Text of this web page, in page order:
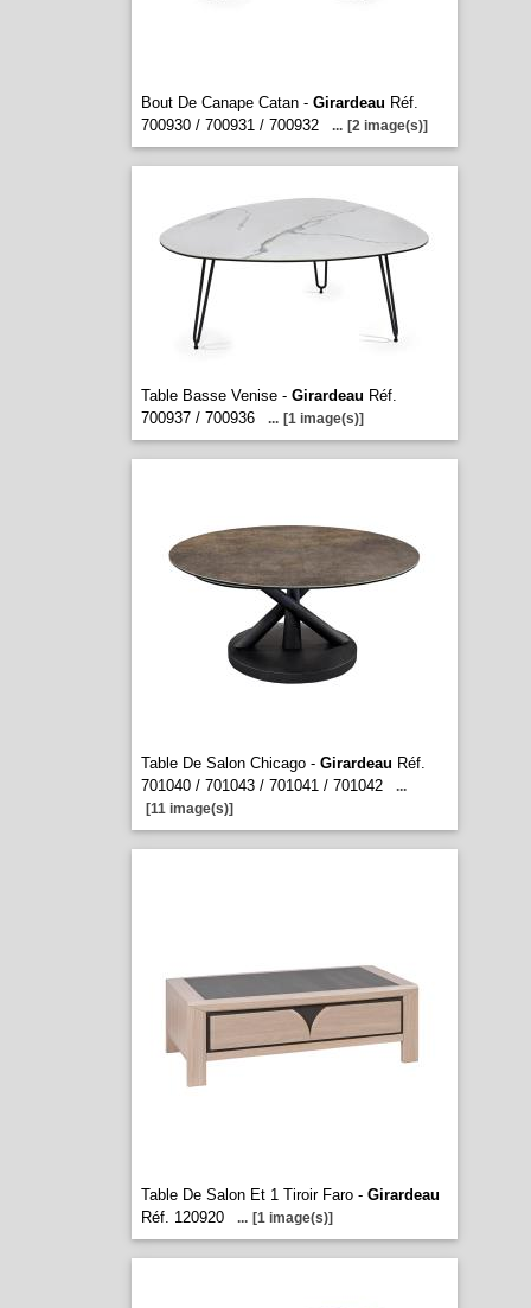
Bout De Canape Catan - Girardeau Réf.
700930 / 700931 / 700932
... [2 image(s)]
Table Basse Venise - Girardeau Réf.
700937 / 700936
... [1 image(s)]
Table De Salon Chicago - Girardeau Réf.
701040 / 701043 / 701041 / 701042
...
[11 image(s)]
Table De Salon Et 1 Tiroir Faro - Girardeau
Réf. 120920
... [1 image(s)]